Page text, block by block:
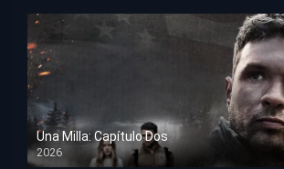
Una Milla: Capítulo Dos
2026
HD 1080p